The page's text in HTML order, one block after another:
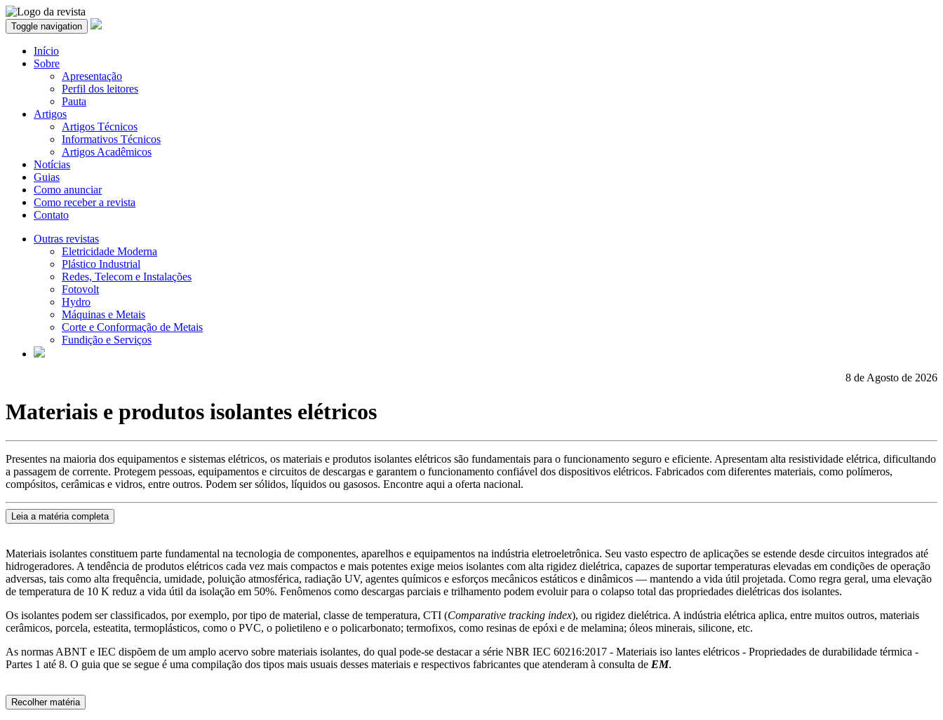
Toggle navigation
Início
Sobre
Apresentação
Perfil dos leitores
Pauta
Artigos
Artigos Técnicos
Informativos Técnicos
Artigos Acadêmicos
Notícias
Guias
Como anunciar
Como receber a revista
Contato
Outras revistas
Eletricidade Moderna
Plástico Industrial
Redes, Telecom e Instalações
Fotovolt
Hydro
Máquinas e Metais
Corte e Conformação de Metais
Fundição e Serviços
8 de Agosto de 2026
Materiais e produtos isolantes elétricos
Presentes na maioria dos equipamentos e sistemas elétricos, os materiais e produtos isolantes elétricos são fundamentais para o funcionamento seguro e eficiente. Apresentam alta resistividade elétrica, dificultando
a passagem de corrente. Protegem pessoas, equipamentos e circuitos de descargas e garantem o funcionamento confiável dos dispositivos elétricos. Fabricados com diferentes materiais, como polímeros,
compósitos, cerâmicas e vidros, entre outros. Podem ser sólidos, líquidos ou gasosos. Encontre aqui a oferta nacional.
Leia a matéria completa
Materiais isolantes constituem parte fundamental na tecnologia de componentes, aparelhos e equipamentos na indústria eletroeletrônica. Seu vasto espectro de aplicações se estende desde circuitos integrados até
hidrogeradores. A tendência de produtos elétricos cada vez mais compactos e mais potentes exige meios isolantes com alta rigidez dielétrica, capazes de suportar temperaturas elevadas em condições de operação
adversas, tais como alta frequência, umidade, poluição atmosférica, radiação UV, agentes químicos e esforços mecânicos estáticos e dinâmicos — mantendo a vida útil projetada. Como regra geral, uma elevação
de temperatura de 10 K reduz a vida útil da isolação em 50%. Fenômenos como descargas parciais e trilhamento podem evoluir para o colapso total das propriedades dielétricas dos isolantes.
Os isolantes podem ser classificados, por exemplo, por tipo de material, classe de temperatura, CTI (Comparative tracking index), ou rigidez dielétrica. A indústria elétrica aplica, entre muitos outros, materiais
cerâmicos, porcela, esteatita, termoplásticos, como o PVC, o polietileno e o policarbonato; termofixos, como resinas de epóxi e de melamina; óleos minerais, silicone, etc.
As normas ABNT e IEC dispõem de um amplo acervo sobre materiais isolantes, do qual pode-se destacar a série NBR IEC 60216:2017 - Materiais iso­ lantes elétricos - Propriedades de durabilidade térmica -
Partes 1 até 8. O guia que se segue é uma compilação dos tipos mais usuais desses materiais e respectivos fabricantes que atenderam à consulta de EM.
Recolher matéria